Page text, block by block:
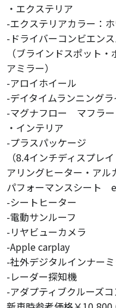
・エクステリア
-エクステリアカラー：
-ドライバーコンビエン
（ブラインドスポット
アミラー）
-アロイホイール
-デイタイムランニングラ
-マグナフロー マフラー
・インテリア
-プラスパッケージ
（8.4インチディスプレ
アリングヒーター・アル
パフォーマンスシート
-シートヒーター
-電動サンルーフ
-リヤビューカメラ
-Apple carplay
-社外デジタルインナー
-レーダー探知機
-アダプティブクルーズ